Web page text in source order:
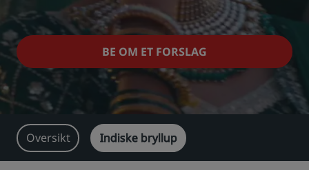
Park Plaza Park Inn by Radisson
Prize by Radisson Country Inn & Suites
Tilknyttede merker i Kina
J. Jin Jiang
Hoteller i sentrum
Se bloggen vår
BE OM ET FORSLAG
Oversikt Indiske bryllup